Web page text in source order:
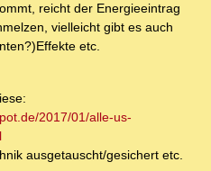
reicht der Energieeintrag
vielleicht gibt es auch
etc.
2017/01/alle-us-
ausgetauscht/gesichert etc.